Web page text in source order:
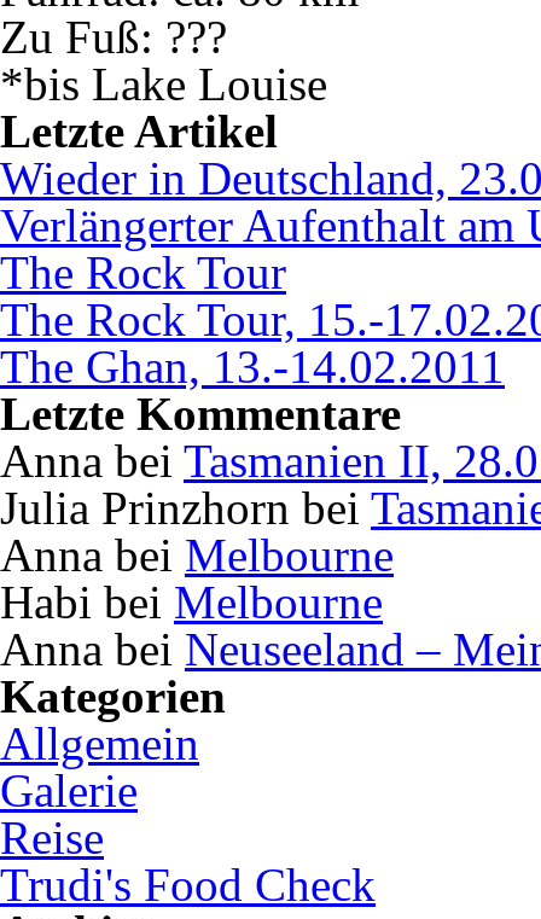
Zu Fuß: ???
*bis Lake Louise
Letzte Artikel
Wieder in Deutschland,
Verlängerter Aufenthalt am
The Rock Tour
The Rock Tour, 15.-
The Ghan, 13.-14.02.2011
Letzte Kommentare
Anna bei Tasmanien II,
Julia Prinzhorn bei
Anna bei Melbourne
Habi bei Melbourne
Anna bei Neuseeland –
Kategorien
Allgemein
Galerie
Reise
Trudi's Food Check